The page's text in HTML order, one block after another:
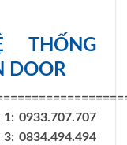
THỐNG
DOOR
0933.707.707
0834.494.494